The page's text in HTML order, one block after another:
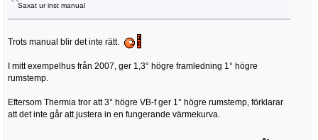
Saxat ur inst manual
Trots manual blir det inte rätt.
I mitt exempelhus från 2007, ger 1,3° högre framledning 1° högre
rumstemp.
Eftersom Thermia tror att 3° högre VB-f ger 1° högre rumstemp, förklarar
att det inte går att justera in en fungerande värmekurva.